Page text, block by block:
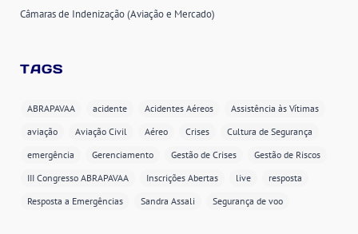
Câmaras de Indenização (Aviação e Mercado)
TAGS
ABRAPAVAA acidente Acidentes Aéreos
Assistência às Vítimas
aviação
Aviação Civil Aéreo Crises
Cultura de Segurança
emergência
Gerenciamento Gestão de Crises
Gestão de Riscos
III Congresso ABRAPAVAA
Inscrições Abertas live
resposta
Resposta a Emergências
Sandra Assali Segurança de voo